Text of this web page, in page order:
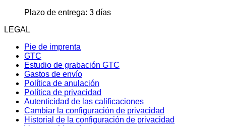
Plazo de entrega: 3 días
LEGAL
Pie de imprenta
GTC
Estudio de grabación GTC
Gastos de envío
Política de anulación
Política de privacidad
Autenticidad de las calificaciones
Cambiar la configuración de privacidad
Historial de la configuración de privacidad